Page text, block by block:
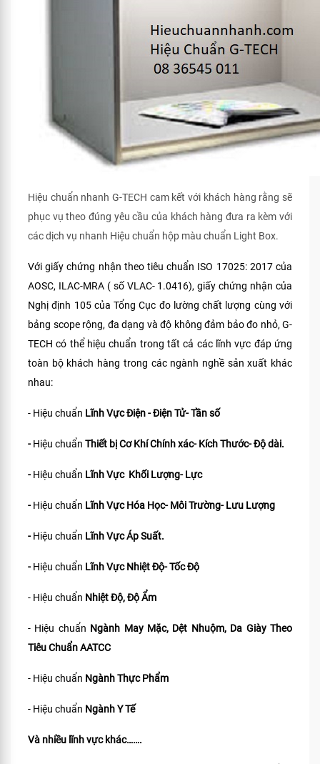
Hiệu chuẩn nhanh G-TECH cam kết với khách hàng rằng sẽ
phục vụ theo đúng yêu cầu của khách hàng đưa ra kèm với
các dịch vụ nhanh Hiệu chuẩn hộp màu chuẩn Light Box.
Với giấy chứng nhận theo tiêu chuẩn ISO 17025: 2017 của
AOSC, ILAC-MRA ( số VLAC- 1.0416), giấy chứng nhận của
Nghị định 105 của Tổng Cục đo lường chất lượng cùng với
bảng scope rộng, đa dạng và độ không đảm bảo đo nhỏ, G-
TECH có thể hiệu chuẩn trong tất cả các lĩnh vực đáp ứng
toàn bộ khách hàng trong các ngành nghề sản xuất khác
nhau:
- Hiệu chuẩn Lĩnh Vực Điện - Điện Tử- Tần số
-Hiệu chuẩn Thiết bị Cơ Khí Chính xác- Kích Thước- Độ dài.
-Hiệu chuẩn Lĩnh Vực Khối Lượng- Lực
-Hiệu chuẩn Lĩnh Vực Hóa Học- Môi Trường- Lưu Lượng
-Hiệu chuẩn Lĩnh Vực Áp Suất.
-Hiệu chuẩn Lĩnh Vực Nhiệt Độ- Tốc Độ
- Hiệu chuẩn Nhiệt Độ, Độ Ẩm
- Hiệu chuẩn Ngành May Mặc, Dệt Nhuộm, Da Giày Theo
Tiêu ChuẩnAATCC
- Hiệu chuẩn Ngành Thực Phẩm
- Hiệu chuẩn Ngành Y Tế
Và nhiều lĩnh vực khác…….